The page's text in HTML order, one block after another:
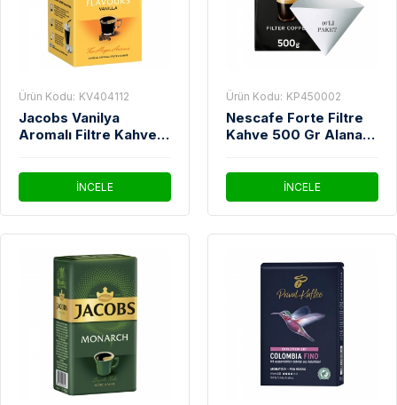
Ürün Kodu: KV404112
Jacobs Vanilya
Aromalı Filtre Kahve
İNCELE
Ürün Kodu: KP450002
Nescafe Forte Filtre
Kahve 500 Gr Alana
40'Lı Paket Hediye
İNCELE